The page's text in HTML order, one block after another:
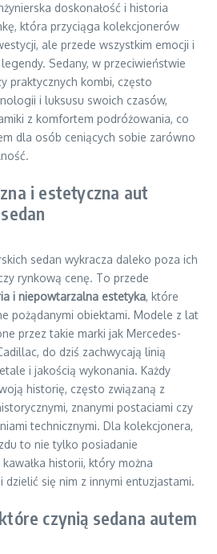
doskonałość i historia
która przyciąga kolekcjonerów
ale przede wszystkim emocji i
Sedany, w przeciwieństwie
praktycznych kombi, często
i luksusu swoich czasów,
z komfortem podróżowania, co
dla osób ceniących sobie zarówno
i estetyczna aut
sedan wykracza daleko poza ich
rynkową cenę. To przede
i niepowtarzalna estetyka, które
pożądanymi obiektami. Modele z lat
przez takie marki jak Mercedes-
do dziś zachwycają linią
i jakością wykonania. Każdy
historię, często związaną z
znanymi postaciami czy
technicznymi. Dla kolekcjonera,
to nie tylko posiadanie
historii, który można
się nim z innymi entuzjastami.
czynią sedana autem